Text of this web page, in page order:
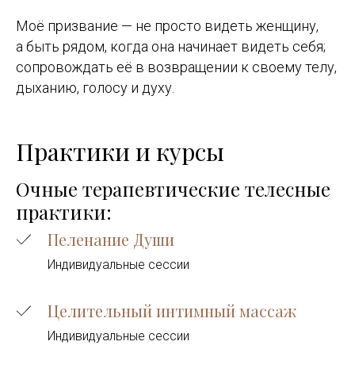
Моё призвание — не просто видеть женщину,
а быть рядом, когда она начинает видеть себя;
сопровождать её в возвращении к своему телу,
дыханию, голосу и духу.
Практики и курсы
Очные терапевтические телесные
практики:
Пеленание Души
Индивидуальные сессии
Целительный интимный массаж
Индивидуальные сессии